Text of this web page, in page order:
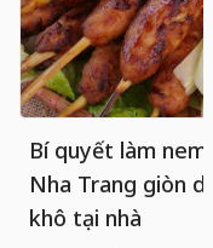
Bí quyết làm
Nha Trang giòn
khô tại nhà